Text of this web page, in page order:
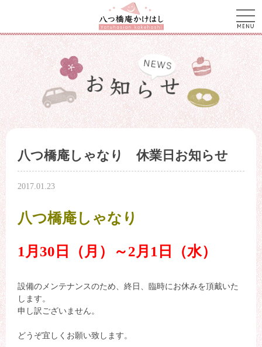
八つ橋庵しゃなり 休業日お知らせ
2017.01.23
八つ橋庵しゃなり
1月30日（月）～2月1日（水）
設備のメンテナンスのため、終日、臨時にお休みを頂戴いた
します。
申し訳ございません。
どうぞ宜しくお願い致します。